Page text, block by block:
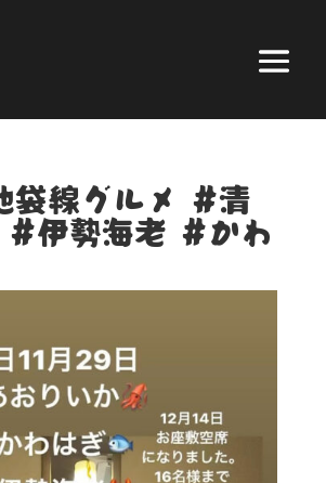
袋線グルメ #清
伊勢海老 #かわ